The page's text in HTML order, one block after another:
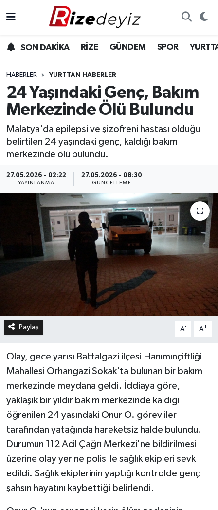
SON DAKİKA RİZE GÜNDEM SPOR
HABERLER YURTTAN HABERLER
24 Yaşındaki Genç, Bakım
Merkezinde Ölü Bulundu
Malatya'da epilepsi ve şizofreni hastası olduğu
belirtilen 24 yaşındaki genç, kaldığı bakım
merkezinde ölü bulundu.
27.05.2026 - 02:22
YAYINLANMA
27.05.2026 - 08:30
GÜNCELLEME
Paylaş A- A+
Olay, gece yarısı Battalgazi ilçesi Hanımınçiftliği
Mahallesi Orhangazi Sokak'ta bulunan bir bakım
merkezinde meydana geldi. İddiaya göre,
yaklaşık bir yıldır bakım merkezinde kaldığı
öğrenilen 24 yaşındaki Onur O. görevliler
tarafından yatağında hareketsiz halde bulundu.
Durumun 112 Acil Çağrı Merkezi'ne bildirilmesi
üzerine olay yerine polis ile sağlık ekipleri sevk
edildi. Sağlık ekiplerinin yaptığı kontrolde genç
şahsın hayatını kaybettiği belirlendi.
Gündem
Yurttan Haberler
Ekonomi
Teknoloji
Rize Hava Durumu
Rize Trafik Yoğunluk Haritası
Süper Lig Puan Durumu ve Fikstür
Tüm Manşetler
Haber Arşivi